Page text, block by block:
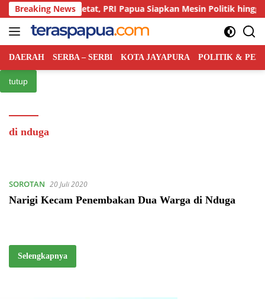
Langsung
ke
konten
Breaking News
Kian Ketat, PRI Papua Siapkan Mesin Politik hingga
DAERAH SERBA – SERBI KOTA JAYAPURA POLITIK &
tutup
di nduga
SOROTAN 20 Juli 2020
Narigi Kecam Penembakan Dua Warga di Nduga
Selengkapnya